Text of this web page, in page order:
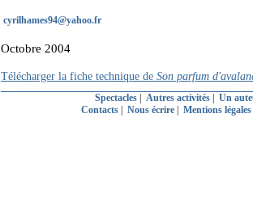
cyrilhames94@yahoo.fr
Octobre 2004
Télécharger la fiche technique de Son parfum
Spectacles| Autres activités|
Un
Contacts| Nous écrire| Mentions légales